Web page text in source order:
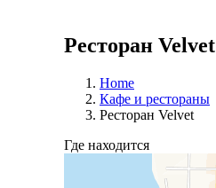
Ресторан Velvet
Home
Кафе и рестораны
Ресторан Velvet
Где находится